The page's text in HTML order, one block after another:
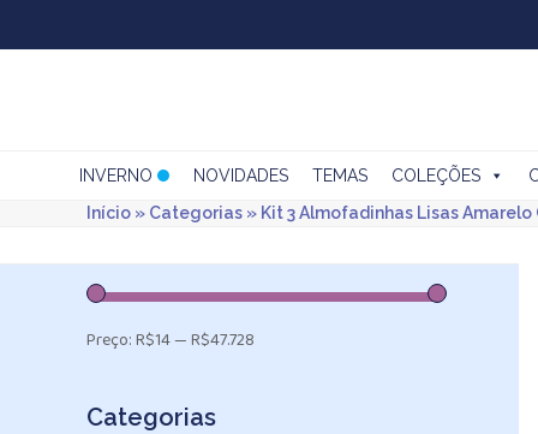
INVERNO NOVIDADES TEMAS COLEÇÕES
Início » Categorias » Kit 3 Almofadinhas Lisas Amarelo
Preço:R$14—R$47.728
Categorias